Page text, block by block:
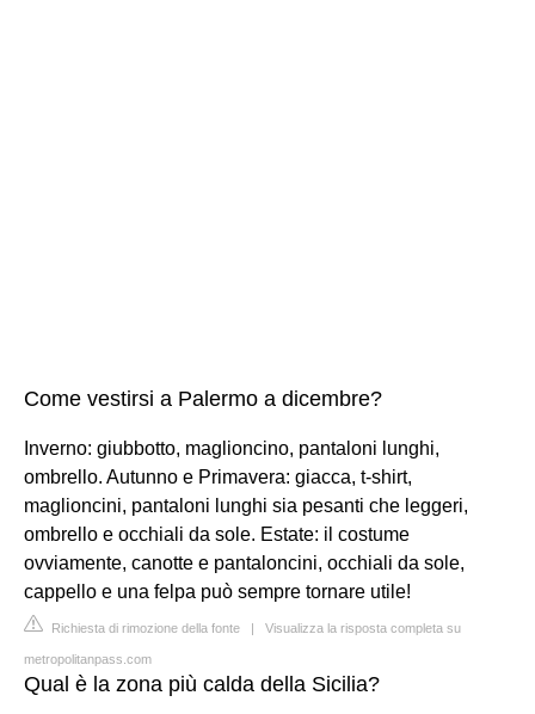
Come vestirsi a Palermo a dicembre?
Inverno: giubbotto, maglioncino, pantaloni lunghi,
ombrello. Autunno e Primavera: giacca, t-shirt,
maglioncini, pantaloni lunghi sia pesanti che leggeri,
ombrello e occhiali da sole. Estate: il costume
ovviamente, canotte e pantaloncini, occhiali da sole,
cappello e una felpa può sempre tornare utile!
Richiesta di rimozione della fonte | Visualizza la risposta completa su
metropolitanpass.com
Qual è la zona più calda della Sicilia?